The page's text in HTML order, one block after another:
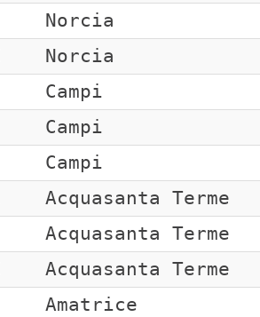
Norcia
Norcia
Campi
Campi
Campi
Acquasanta Terme
Acquasanta Terme
Acquasanta Terme
Amatrice